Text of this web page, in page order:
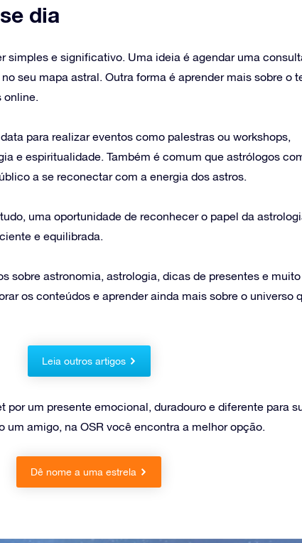
dia
simples e significativo. Uma ideia é agendar uma
seu mapa astral. Outra forma é aprender mais sobre o
online.
para realizar eventos como palestras ou workshops,
e espiritualidade. Também é comum que astrólogos
a se reconectar com a energia dos astros.
uma oportunidade de reconhecer o papel da
e equilibrada.
sobre astronomia, astrologia, dicas de presentes e
os conteúdos e aprender ainda mais sobre o universo
Leia outros artigos
por um presente emocional, duradouro e diferente para
um amigo, na OSR você encontra a melhor opção.
Dê nome a uma estrela